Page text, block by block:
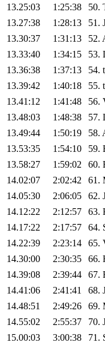
13.25:03 1:25:38 50.
13.27:38
1:28:13 51.
13.30:37
1:31:13 52.
13.33:40
1:34:15 53.
13.36:38
1:37:13 54.
13.39:42
1:40:18 55.
13.41:12
1:41:48 56.
13.48:03
1:48:38 57.
13.49:44
1:50:19 58.
13.53:35
1:54:10 59.
13.58:27
1:59:02 60.
14.02:07
2:02:42 61.
14.05:30
2:06:05 62.
14.12:22
2:12:57 63.
14.17:22
2:17:57 64.
14.22:39
2:23:14 65.
14.30:00
2:30:35 66.
14.39:08
2:39:44 67.
14.41:06
2:41:41 68.
14.48:51
2:49:26 69.
14.55:02
2:55:37 70.
15.00:03
3:00:38 71.